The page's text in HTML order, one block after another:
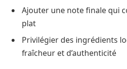
Ajouter une note finale qui
plat
Privilégier des ingrédients
fraîcheur et d’authenticité